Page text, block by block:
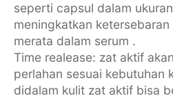
seperti capsul dalam
meningkatkan
merata dalam serum .
Time realease: zat aktif
perlahan sesuai kebutuhan
didalam kulit zat aktif bisa